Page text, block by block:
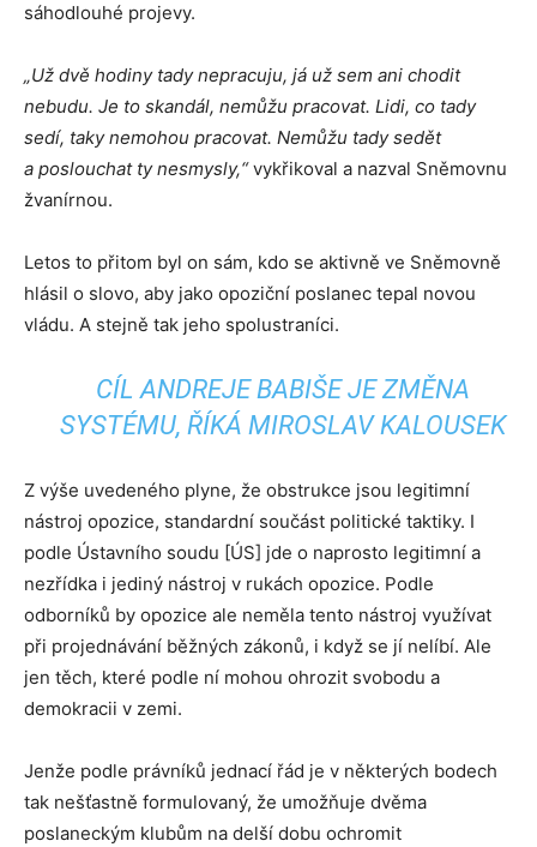
sáhodlouhé projevy.
„Už dvě hodiny tady nepracuju, já už sem ani chodit
nebudu. Je to skandál, nemůžu pracovat. Lidi, co tady
sedí, taky nemohou pracovat. Nemůžu tady sedět
a poslouchat ty nesmysly,“vykřikoval a nazval Sněmovnu
žvanírnou.
Letos to přitom byl on sám, kdo se aktivně ve Sněmovně
hlásil o slovo, aby jako opoziční poslanec tepal novou
vládu. A stejně tak jeho spolustraníci.
CÍL ANDREJE BABIŠE JE ZMĚNA
SYSTÉMU, ŘÍKÁ MIROSLAV KALOUSEK
Z výše uvedeného plyne, že obstrukce jsou legitimní
nástroj opozice, standardní součást politické taktiky. I
podle Ústavního soudu [ÚS] jde o naprosto legitimní a
nezřídka i jediný nástroj v rukách opozice. Podle
odborníků by opozice ale neměla tento nástroj využívat
při projednávání běžných zákonů, i když se jí nelíbí. Ale
jen těch, které podle ní mohou ohrozit svobodu a
demokracii v zemi.
Jenže podle právníků jednací řád je v některých bodech
tak nešťastně formulovaný, že umožňuje dvěma
poslaneckým klubům na delší dobu ochromit